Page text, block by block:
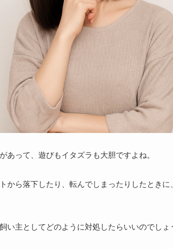
あって、遊びもイタズラも大胆ですよね。
から落下したり、転んでしまったりしたとき
い主としてどのように対処したらいいのでしょ